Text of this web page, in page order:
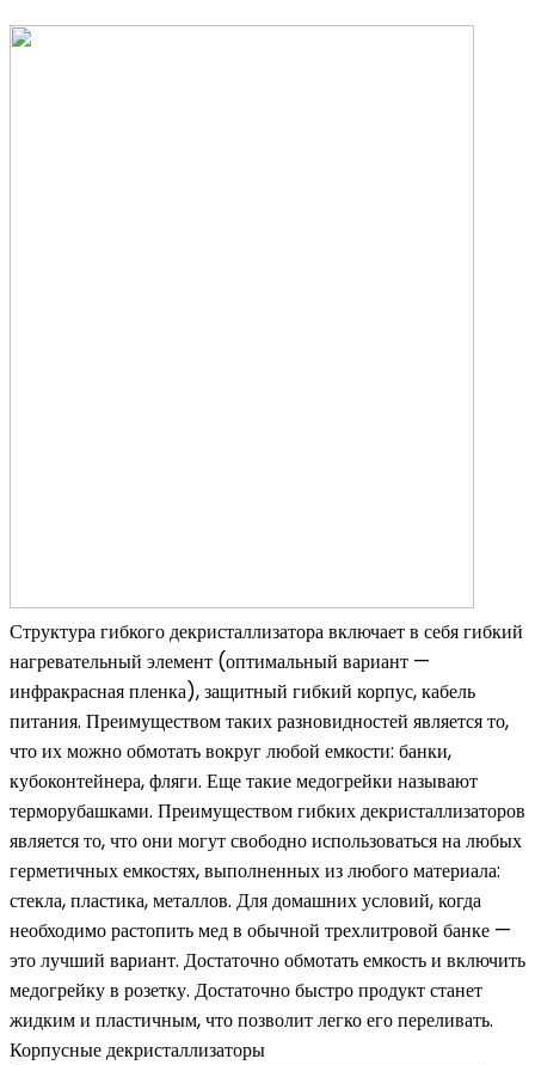
Структура гибкого декристаллизатора включает в себя гибкий
нагревательный элемент (оптимальный вариант —
инфракрасная пленка), защитный гибкий корпус, кабель
питания. Преимуществом таких разновидностей является то,
что их можно обмотать вокруг любой емкости: банки,
кубоконтейнера, фляги. Еще такие медогрейки называют
терморубашками. Преимуществом гибких декристаллизаторов
является то, что они могут свободно использоваться на любых
герметичных емкостях, выполненных из любого материала:
стекла, пластика, металлов. Для домашних условий, когда
необходимо растопить мед в обычной трехлитровой банке —
это лучший вариант. Достаточно обмотать емкость и включить
медогрейку в розетку. Достаточно быстро продукт станет
жидким и пластичным, что позволит легко его переливать.
Корпусные декристаллизаторы